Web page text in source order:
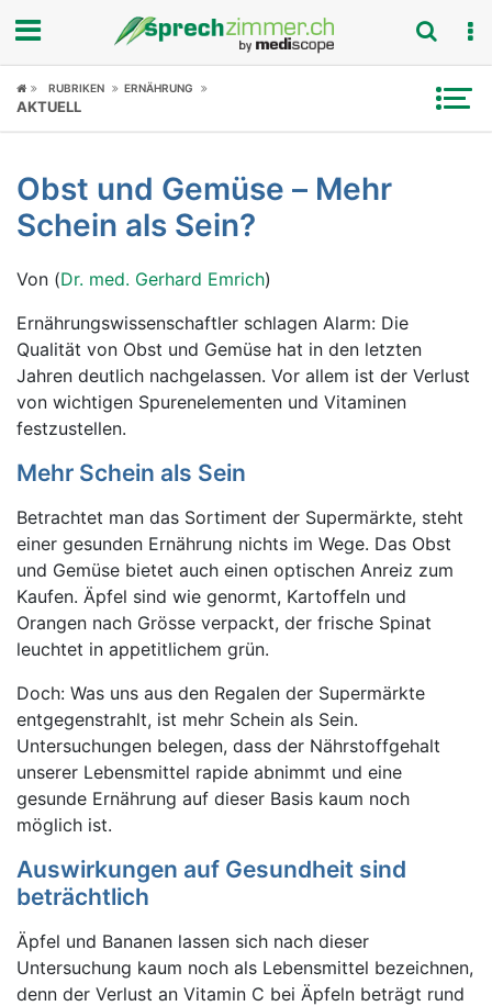
Fokus
Symptome
Ratgeber
Rubriken
RUBRIKEN ERNÄHRUNG
AKTUELL
Obst und Gemüse – Mehr
Schein als Sein?
Von (Dr. med. Gerhard Emrich)
Ernährungswissenschaftler schlagen Alarm: Die
Qualität von Obst und Gemüse hat in den letzten
Jahren deutlich nachgelassen. Vor allem ist der Verlust
von wichtigen Spurenelementen und Vitaminen
festzustellen.
Mehr Schein als Sein
Betrachtet man das Sortiment der Supermärkte, steht
einer gesunden Ernährung nichts im Wege. Das Obst
und Gemüse bietet auch einen optischen Anreiz zum
Kaufen. Äpfel sind wie genormt, Kartoffeln und
Orangen nach Grösse verpackt, der frische Spinat
leuchtet in appetitlichem grün.
Doch: Was uns aus den Regalen der Supermärkte
entgegenstrahlt, ist mehr Schein als Sein.
Untersuchungen belegen, dass der Nährstoffgehalt
unserer Lebensmittel rapide abnimmt und eine
gesunde Ernährung auf dieser Basis kaum noch
möglich ist.
Auswirkungen auf Gesundheit sind
beträchtlich
Äpfel und Bananen lassen sich nach dieser
Untersuchung kaum noch als Lebensmittel bezeichnen,
denn der Verlust an Vitamin C bei Äpfeln beträgt rund